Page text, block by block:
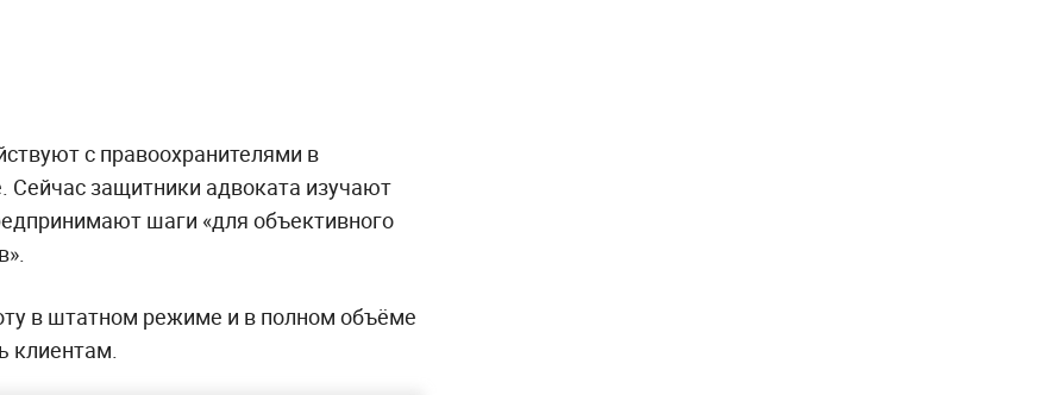
с правоохранителями в
Сейчас защитники адвоката изучают
шаги «для объективного
в штатном режиме и в полном объёме
клиентам.